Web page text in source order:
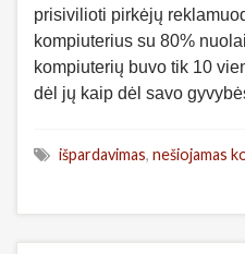
prisivilioti pirkėjų
kompiuterius su 80%
kompiuterių buvo tik 10
dėl jų kaip dėl savo
išpardavimas, nešiojamas